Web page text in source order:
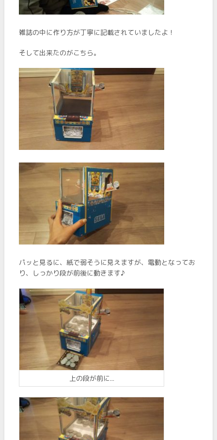
雑誌の中に作り方が丁寧に記載されていましたよ！
そして出来たのがこちら。
パッと見るに、紙で弱そうに見えますが、電動となってお
り、しっかり段が前後に動きます♪
上の段が前に…